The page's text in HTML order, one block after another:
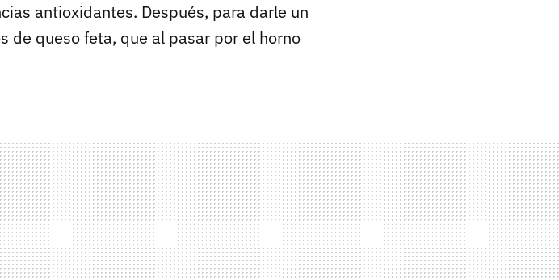
antioxidantes. Después, para darle un
de queso feta, que al pasar por el horno